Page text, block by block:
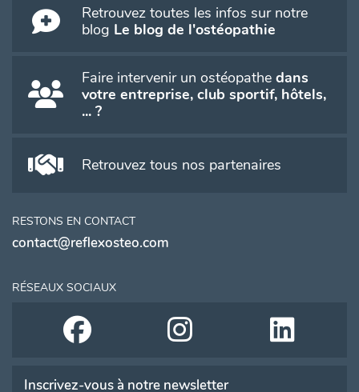
Retrouvez toutes les infos sur notre
blog Le blog de l'ostéopathie
Faire intervenir un ostéopathe dans
votre entreprise, club sportif, hôtels,
... ?
Retrouvez tous nos partenaires
RESTONS EN CONTACT
contact@reflexosteo.com
RÉSEAUX SOCIAUX
Inscrivez-vous à notre newsletter